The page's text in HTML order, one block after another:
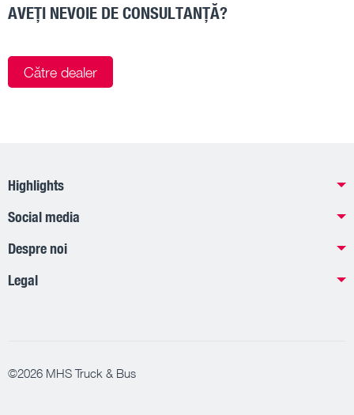
AVEȚI NEVOIE DE CONSULTANȚĂ?
Către dealer
Highlights
Social media
Despre noi
Legal
©2026 MHS Truck & Bus